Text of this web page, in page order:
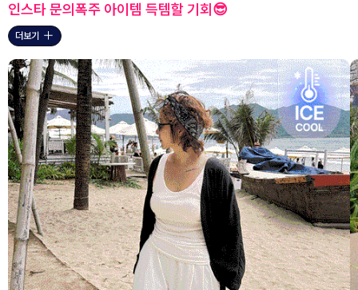
인스타 문의폭주 아이템 득템할 기회😎
더보기